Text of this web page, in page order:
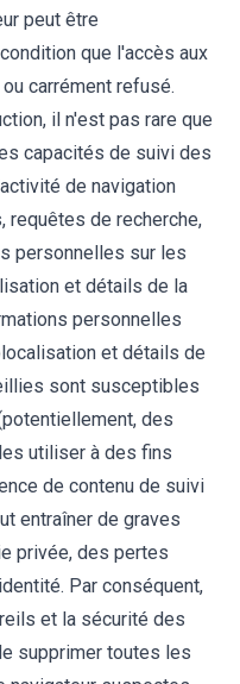
peut être
que l'accès aux
carrément refusé.
il n'est pas rare que
capacités de suivi des
de navigation
requêtes de recherche,
personnelles sur les
et détails de la
personnelles
et détails de
sont susceptibles
des
utiliser à des fins
de contenu de suivi
entraîner de graves
privée, des pertes
Par conséquent,
et la sécurité des
supprimer toutes les